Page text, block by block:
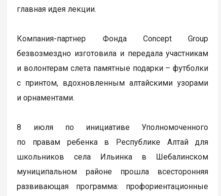
главная идея лекции.
Компания-партнер Фонда Concept Group
безвозмездно изготовила и передала участникам
и волонтерам слета памятные подарки – футболки
с принтом, вдохновленным алтайскими узорами
и орнаментами.
8 июля по инициативе Уполномоченного
по правам ребенка в Республике Алтай для
школьников села Ильинка в Шебалинском
муниципальном районе прошла всесторонняя
развивающая программа: профориентационные